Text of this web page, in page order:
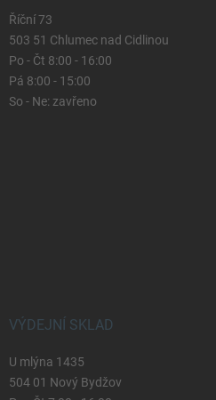
Říční 73
503 51 Chlumec nad Cidlinou
Po - Čt 8:00 - 16:00
Pá 8:00 - 15:00
So - Ne: zavřeno
VÝDEJNÍ SKLAD
U mlýna 1435
504 01 Nový Bydžov